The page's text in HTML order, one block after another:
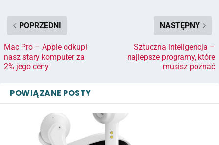
POPRZEDNI
Mac Pro – Apple odkupi
nasz stary komputer za
2% jego ceny
NASTĘPNY
Sztuczna inteligencja –
najlepsze programy, które
musisz poznać
POWIĄZANE POSTY